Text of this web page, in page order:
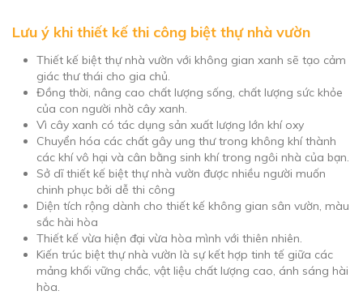
Lưu ý khi thiết kế thi công biệt thự nhà vườn
Thiết kế biệt thự nhà vườn với không gian xanh sẽ tạo cảm
giác thư thái cho gia chủ.
Đồng thời, nâng cao chất lượng sống, chất lượng sức khỏe
của con người nhờ cây xanh.
Vì cây xanh có tác dụng sản xuất lượng lớn khí oxy
Chuyển hóa các chất gây ung thư trong không khí thành
các khí vô hại và cân bằng sinh khí trong ngôi nhà của bạn.
Sở dĩ thiết kế biệt thự nhà vườn được nhiều người muốn
chinh phục bởi dễ thi công
Diện tích rộng dành cho thiết kế không gian sân vườn, màu
sắc hài hòa
Thiết kế vừa hiện đại vừa hòa mình với thiên nhiên.
Kiến trúc biệt thự nhà vườn là sự kết hợp tinh tế giữa các
mảng khối vững chắc, vật liệu chất lượng cao, ánh sáng hài
hòa.